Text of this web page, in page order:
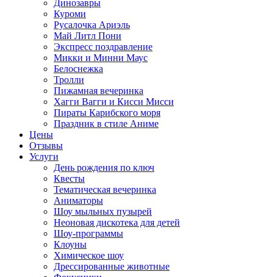
Динозавры
Куроми
Русалочка Ариэль
Май Литл Пони
Экспресс поздравление
Микки и Минни Маус
Белоснежка
Тролли
Пижамная вечеринка
Хагги Вагги и Кисси Мисси
Пираты Карибского моря
Праздник в стиле Аниме
Цены
Отзывы
Услуги
День рождения по ключ
Квесты
Тематическая вечеринка
Аниматоры
Шоу мыльных пузырей
Неоновая дискотека для детей
Шоу-программы
Клоуны
Химическое шоу
Дрессированные животные